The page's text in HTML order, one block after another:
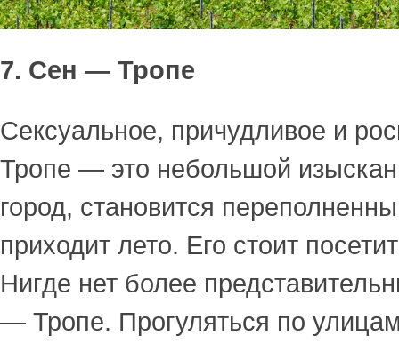
7. Сен — Тропе
Сексуальное, причудливое и
Тропе — это небольшой
город, становится
приходит лето. Его стоит
Нигде нет более
— Тропе. Прогуляться по